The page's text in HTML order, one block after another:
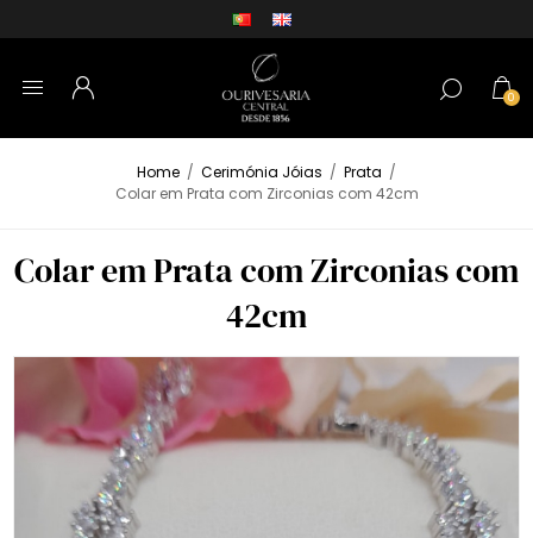
0
Home / Cerimónia Jóias / Prata /
Colar em Prata com Zirconias com 42cm
Colar em Prata com Zirconias com
42cm